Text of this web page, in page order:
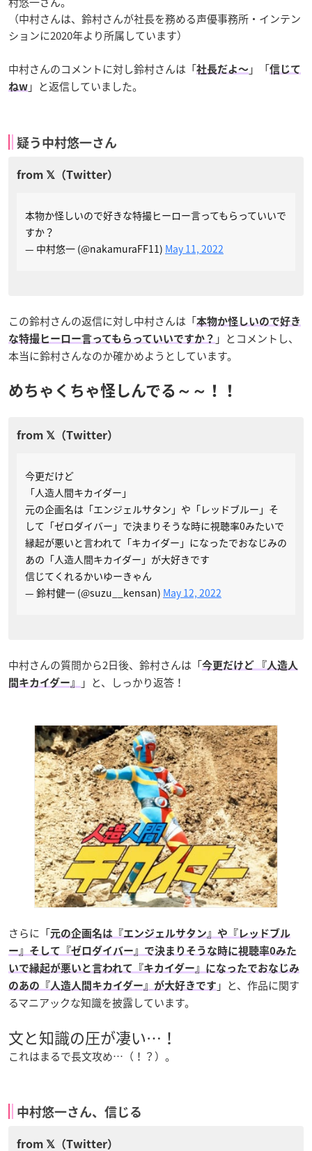
（中村さんは、鈴村さんが社長を務める声優事務所・インテン
ションに2020年より所属しています）
中村さんのコメントに対し鈴村さんは「社長だよ〜 」「信じて
ねw 」と返信していました。
疑う中村悠一さん
本物か怪しいので好きな特撮ヒーロー言ってもらっていいで
すか？
— 中村悠一 (@nakamuraFF11) May 11, 2022
この鈴村さんの返信に対し中村さんは「本物か怪しいので好き
な特撮ヒーロー言ってもらっていいですか？ 」とコメントし、
本当に鈴村さんなのか確かめようとしています。
めちゃくちゃ怪しんでる～～！！
今更だけど
「人造人間キカイダー」
元の企画名は「エンジェルサタン」や「レッドブルー」そ
して「ゼロダイバー」で決まりそうな時に視聴率0みたいで
縁起が悪いと言われて「キカイダー」になったでおなじみの
あの「人造人間キカイダー」が大好きです
信じてくれるかいゆーきゃん
— 鈴村健一 (@suzu__kensan) May 12, 2022
中村さんの質問から2日後、鈴村さんは「今更だけど 『人造人
間キカイダー』
」と、しっかり返答！
さらに「元の企画名は『エンジェルサタン』や『レッドブル
ー』そして『ゼロダイバー』で決まりそうな時に視聴率0みた
いで縁起が悪いと言われて『キカイダー』になったでおなじみ
のあの『人造人間キカイダー』が大好きです 」と、作品に関す
るマニアックな知識を披露しています。
文と知識の圧が凄い…！
これはまるで長文攻め…（！？）。
中村悠一さん、信じる